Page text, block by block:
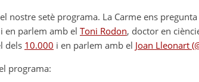
nostre setè programa. La Carme ens
en parlem amb el Toni Rodon, doctor en
dels 10.000 i en parlem amb el Joan Lleonart
programa: